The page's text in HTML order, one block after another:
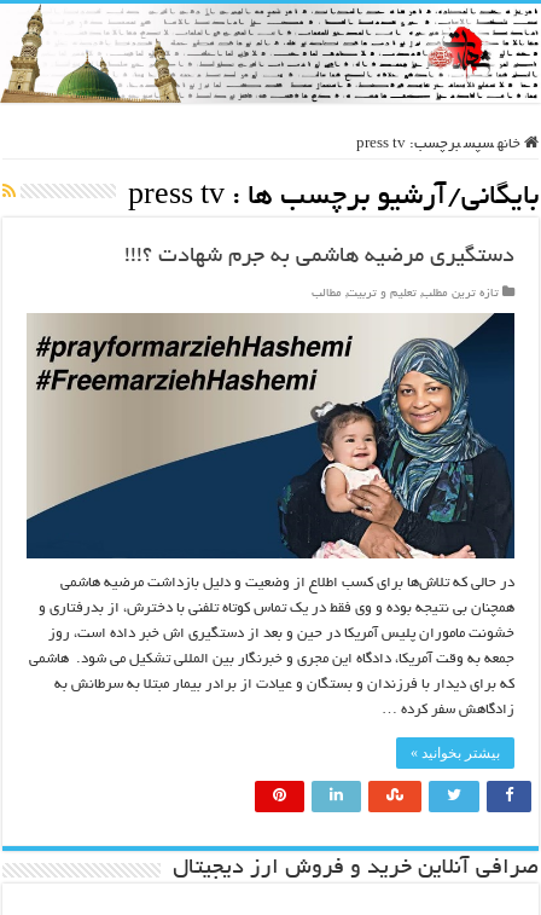
خانه سپس برچسب: press tv
بایگانی/آرشیو برچسب ها : press tv
دستگیری مرضیه هاشمی به جرم شهادت ؟!!!
تازه ترین مطلب, تعلیم و تربیت, مطالب
در حالی که تلاش‌ها برای کسب اطلاع از وضعیت و دلیل بازداشت مرضیه هاشمی
همچنان بی نتیجه بوده و وی فقط در یک تماس کوتاه تلفنی با دخترش، از بدرفتاری و
خشونت ماموران پلیس آمریکا در حین و بعد از دستگیری اش خبر داده است، روز
جمعه به وقت آمریکا، دادگاه این مجری و خبرنگار بین المللی تشکیل می شود. هاشمی
که برای دیدار با فرزندان و بستگان و عیادت از برادر بیمار مبتلا به سرطانش به
زادگاهش سفر کرده …
بیشتر بخوانید »
صرافی آنلاین خرید و فروش ارز دیجیتال